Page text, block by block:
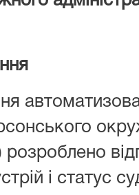
розроблено
і статус